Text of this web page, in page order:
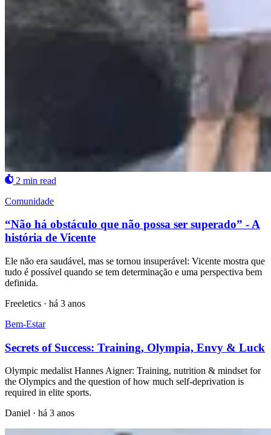
2 min read
Comunidade
“Não há obstáculo que não possa ser superado” - A
história de Vicente
Ele não era saudável, mas se tornou insuperável: Vicente mostra que
tudo é possível quando se tem determinação e uma perspectiva bem
definida.
Freeletics · há 3 anos
Bem-Estar
Secrets of Success: Training, Olympia, Envy & Luck
Olympic medalist Hannes Aigner: Training, nutrition & mindset for
the Olympics and the question of how much self-deprivation is
required in elite sports.
Daniel · há 3 anos